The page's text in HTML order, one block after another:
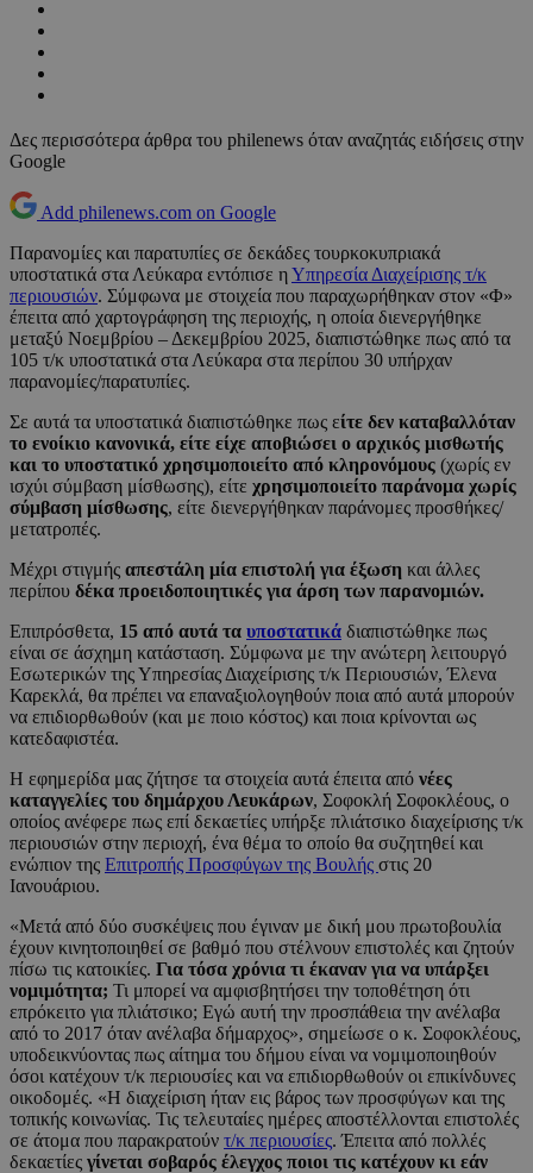
Δες περισσότερα άρθρα του philenews όταν αναζητάς ειδήσεις στην
Google
Add philenews.com on Google
Παρανομίες και παρατυπίες σε δεκάδες τουρκοκυπριακά
υποστατικά στα Λεύκαρα εντόπισε ηΥπηρεσία Διαχείρισης τ/κ
περιουσιών. Σύμφωνα με στοιχεία που παραχωρήθηκαν στον «Φ»
έπειτα από χαρτογράφηση της περιοχής, η οποία διενεργήθηκε
μεταξύ Νοεμβρίου – Δεκεμβρίου 2025, διαπιστώθηκε πως από τα
105 τ/κ υποστατικά στα Λεύκαρα στα περίπου 30 υπήρχαν
παρανομίες/παρατυπίες.
Σε αυτά τα υποστατικά διαπιστώθηκε πως είτε δεν καταβαλλόταν
το ενοίκιο κανονικά, είτε είχε αποβιώσει ο αρχικός μισθωτής
και το υποστατικό χρησιμοποιείτο από κληρονόμους (χωρίς εν
ισχύι σύμβαση μίσθωσης), είτε χρησιμοποιείτο παράνομα χωρίς
σύμβαση μίσθωσης, είτε διενεργήθηκαν παράνομες προσθήκες/
μετατροπές.
Μέχρι στιγμής απεστάλη μία επιστολή για έξωση και άλλες
περίπου δέκα προειδοποιητικές για άρση των παρανομιών.
Επιπρόσθετα, 15 από αυτά τα υποστατικά διαπιστώθηκε πως
είναι σε άσχημη κατάσταση. Σύμφωνα με την ανώτερη λειτουργό
Εσωτερικών της Υπηρεσίας Διαχείρισης τ/κ Περιουσιών, Έλενα
Καρεκλά, θα πρέπει να επαναξιολογηθούν ποια από αυτά μπορούν
να επιδιορθωθούν (και με ποιο κόστος) και ποια κρίνονται ως
κατεδαφιστέα.
Η εφημερίδα μας ζήτησε τα στοιχεία αυτά έπειτα από νέες
καταγγελίες του δημάρχου Λευκάρων, Σοφοκλή Σοφοκλέους, ο
οποίος ανέφερε πως επί δεκαετίες υπήρξε πλιάτσικο διαχείρισης τ/κ
περιουσιών στην περιοχή, ένα θέμα το οποίο θα συζητηθεί και
ενώπιον της Επιτροπής Προσφύγων της Βουλής στις 20
Ιανουάριου.
«Μετά από δύο συσκέψεις που έγιναν με δική μου πρωτοβουλία
έχουν κινητοποιηθεί σε βαθμό που στέλνουν επιστολές και ζητούν
πίσω τις κατοικίες. Για τόσα χρόνια τι έκαναν για να υπάρξει
νομιμότητα; Τι μπορεί να αμφισβητήσει την τοποθέτηση ότι
επρόκειτο για πλιάτσικο; Εγώ αυτή την προσπάθεια την ανέλαβα
από το 2017 όταν ανέλαβα δήμαρχος», σημείωσε ο κ. Σοφοκλέους,
υποδεικνύοντας πως αίτημα του δήμου είναι να νομιμοποιηθούν
όσοι κατέχουν τ/κ περιουσίες και να επιδιορθωθούν οι επικίνδυνες
οικοδομές. «Η διαχείριση ήταν εις βάρος των προσφύγων και της
τοπικής κοινωνίας. Τις τελευταίες ημέρες αποστέλλονται επιστολές
σε άτομα που παρακρατούν τ/κ περιουσίες. Έπειτα από πολλές
δεκαετίες γίνεται σοβαρός έλεγχος ποιοι τις κατέχουν κι εάν